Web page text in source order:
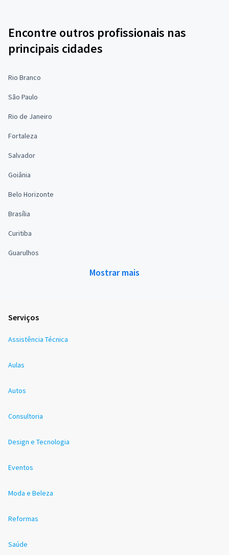
Encontre outros profissionais nas
principais cidades
Rio Branco
São Paulo
Rio de Janeiro
Fortaleza
Salvador
Goiânia
Belo Horizonte
Brasília
Curitiba
Guarulhos
Mostrar mais
Serviços
Assistência Técnica
Aulas
Autos
Consultoria
Design e Tecnologia
Eventos
Moda e Beleza
Reformas
Saúde